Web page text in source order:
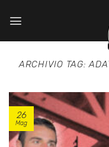
ARCHIVIO TAG:
26
Mag